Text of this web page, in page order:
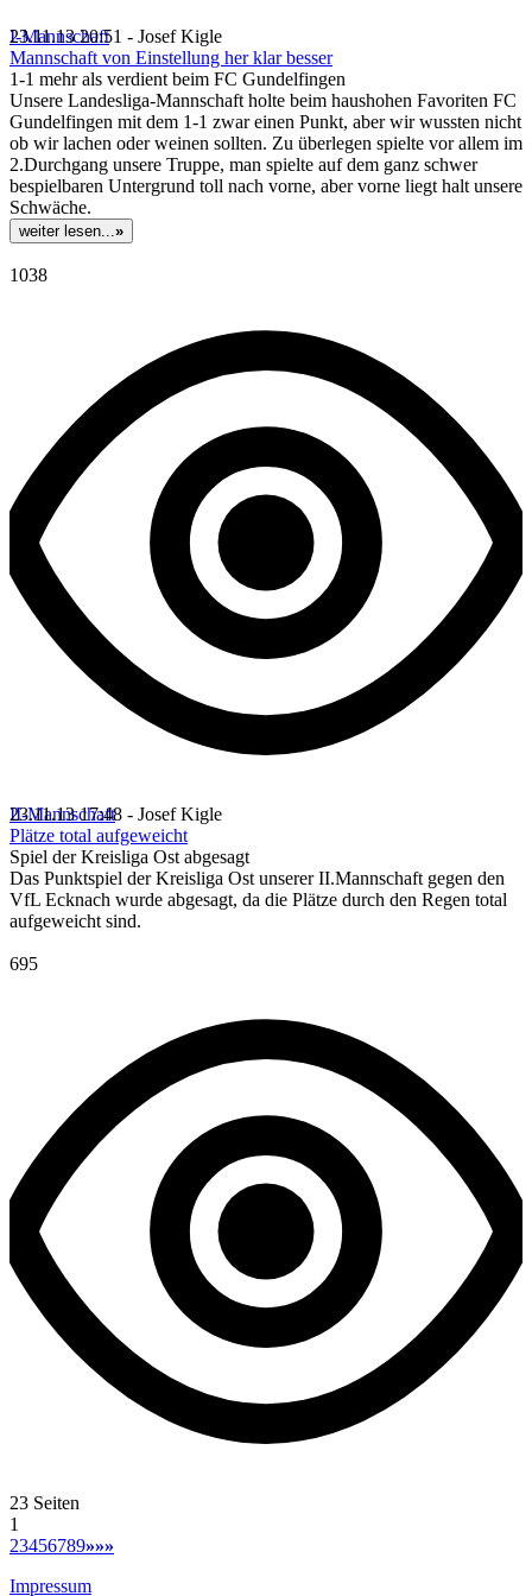
I-Mannschaft
23.11.13 20:51 - Josef Kigle
Mannschaft von Einstellung her klar besser
1-1 mehr als verdient beim FC Gundelfingen
Unsere Landesliga-Mannschaft holte beim haushohen Favoriten FC
Gundelfingen mit dem 1-1 zwar einen Punkt, aber wir wussten nicht
ob wir lachen oder weinen sollten. Zu überlegen spielte vor allem im
2.Durchgang unsere Truppe, man spielte auf dem ganz schwer
bespielbaren Untergrund toll nach vorne, aber vorne liegt halt unsere
Schwäche.
weiter lesen...»
1038
II-Mannschaft
23.11.13 17:48 - Josef Kigle
Plätze total aufgeweicht
Spiel der Kreisliga Ost abgesagt
Das Punktspiel der Kreisliga Ost unserer II.Mannschaft gegen den
VfL Ecknach wurde abgesagt, da die Plätze durch den Regen total
aufgeweicht sind.
695
23 Seiten
1
23456789»»»
Impressum